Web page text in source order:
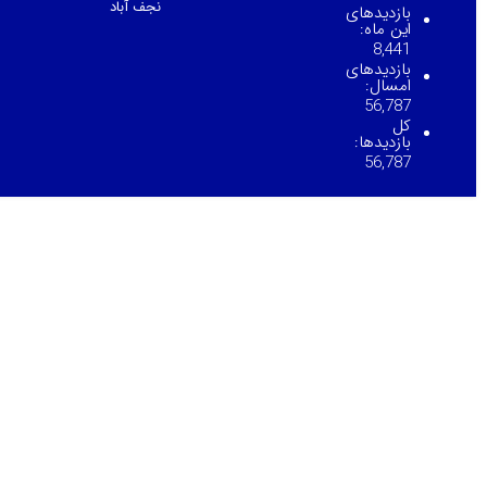
بازدیدهای
این ماه:
8,441
بازدیدهای
امسال:
56,787
کل
بازدیدها:
56,787
نجف آباد